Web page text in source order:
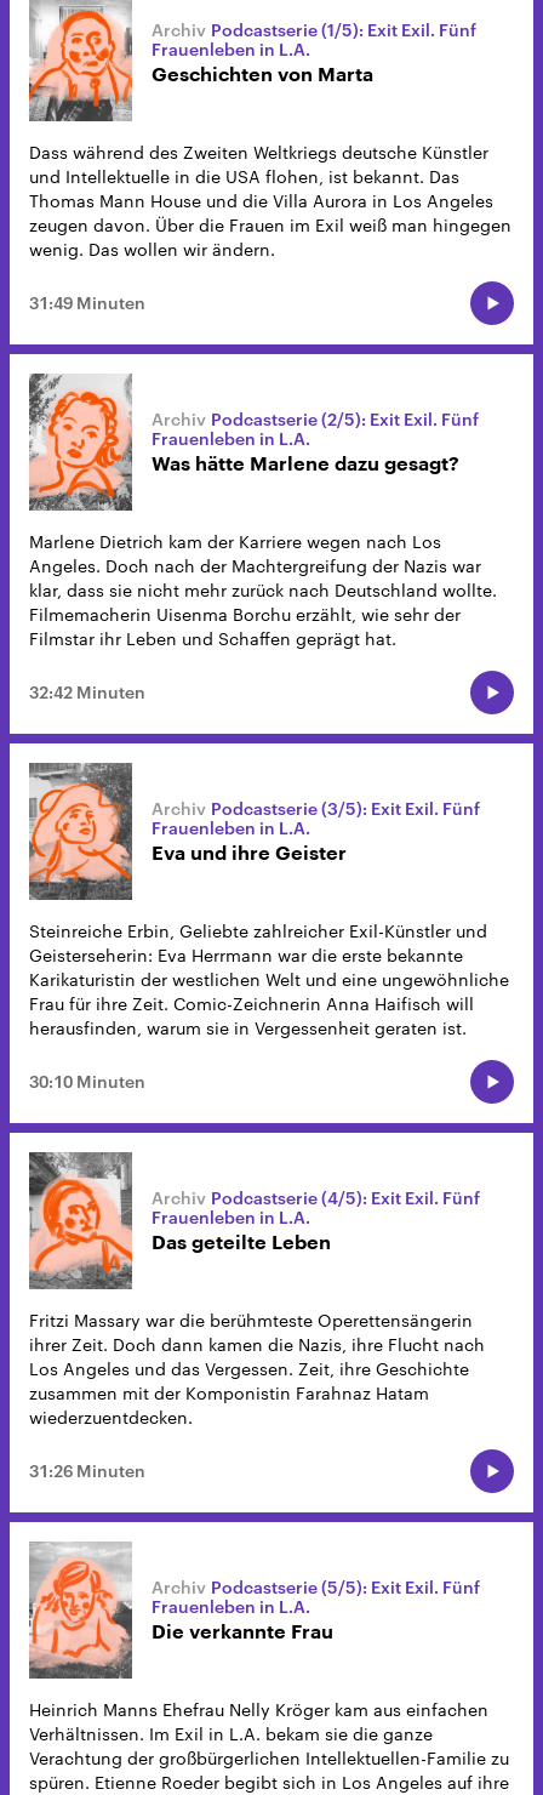
Podcastserie (1/5): Exit Exil. Fünf
Frauenleben in L.A.
Geschichten von Marta
Dass während des Zweiten Weltkriegs deutsche Künstler
und Intellektuelle in die USA flohen, ist bekannt. Das
Thomas Mann House und die Villa Aurora in Los Angeles
zeugen davon. Über die Frauen im Exil weiß man hingegen
wenig. Das wollen wir ändern.
31:49 Minuten
Podcastserie (2/5): Exit Exil. Fünf
Frauenleben in L.A.
Was hätte Marlene dazu gesagt?
Marlene Dietrich kam der Karriere wegen nach Los
Angeles. Doch nach der Machtergreifung der Nazis war
klar, dass sie nicht mehr zurück nach Deutschland wollte.
Filmemacherin Uisenma Borchu erzählt, wie sehr der
Filmstar ihr Leben und Schaffen geprägt hat.
32:42 Minuten
Podcastserie (3/5): Exit Exil. Fünf
Frauenleben in L.A.
Eva und ihre Geister
Steinreiche Erbin, Geliebte zahlreicher Exil-Künstler und
Geisterseherin: Eva Herrmann war die erste bekannte
Karikaturistin der westlichen Welt und eine ungewöhnliche
Frau für ihre Zeit. Comic-Zeichnerin Anna Haifisch will
herausfinden, warum sie in Vergessenheit geraten ist.
30:10 Minuten
Podcastserie (4/5): Exit Exil. Fünf
Frauenleben in L.A.
Das geteilte Leben
Fritzi Massary war die berühmteste Operettensängerin
ihrer Zeit. Doch dann kamen die Nazis, ihre Flucht nach
Los Angeles und das Vergessen. Zeit, ihre Geschichte
zusammen mit der Komponistin Farahnaz Hatam
wiederzuentdecken.
31:26 Minuten
Podcastserie (5/5): Exit Exil. Fünf
Frauenleben in L.A.
Die verkannte Frau
Heinrich Manns Ehefrau Nelly Kröger kam aus einfachen
Verhältnissen. Im Exil in L.A. bekam sie die ganze
Verachtung der großbürgerlichen Intellektuellen-Familie zu
spüren. Etienne Roeder begibt sich in Los Angeles auf ihre